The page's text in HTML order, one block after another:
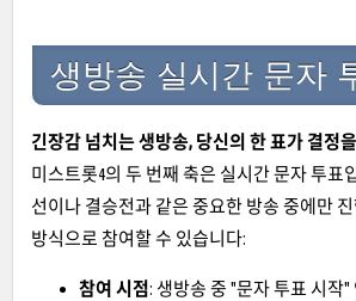
생방송 실시간 문자
긴장감 넘치는 생방송, 당신의 한 표가 결정
미스트롯4의 두 번째 축은 실시간 문자 투표
선이나 결승전과 같은 중요한 방송 중에만
방식으로 참여할 수 있습니다:
참여 시점: 생방송 중 "문자 투표 시작